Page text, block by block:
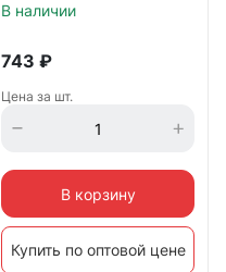
В наличии
743 ₽
Цена за шт.
В корзину
Купить по оптовой цене